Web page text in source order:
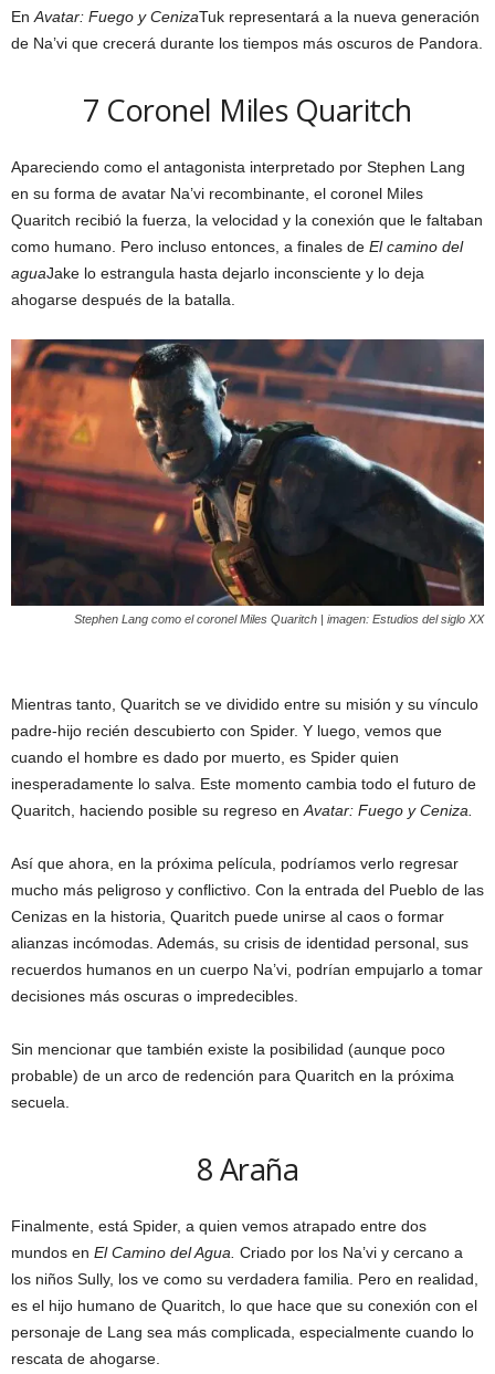
EnAvatar: Fuego y CenizaTuk representará a la nueva generación
de Na’vi que crecerá durante los tiempos más oscuros de Pandora.
7 Coronel Miles Quaritch
Apareciendo como el antagonista interpretado por Stephen Lang
en su forma de avatar Na’vi recombinante, el coronel Miles
Quaritch recibió la fuerza, la velocidad y la conexión que le faltaban
como humano. Pero incluso entonces, a finales de El camino del
aguaJake lo estrangula hasta dejarlo inconsciente y lo deja
ahogarse después de la batalla.
Stephen Lang como el coronel Miles Quaritch | imagen: Estudios del siglo XX
Mientras tanto, Quaritch se ve dividido entre su misión y su vínculo
padre-hijo recién descubierto con Spider. Y luego, vemos que
cuando el hombre es dado por muerto, es Spider quien
inesperadamente lo salva. Este momento cambia todo el futuro de
Quaritch, haciendo posible su regreso enAvatar: Fuego y Ceniza.
Así que ahora, en la próxima película, podríamos verlo regresar
mucho más peligroso y conflictivo. Con la entrada del Pueblo de las
Cenizas en la historia, Quaritch puede unirse al caos o formar
alianzas incómodas. Además, su crisis de identidad personal, sus
recuerdos humanos en un cuerpo Na’vi, podrían empujarlo a tomar
decisiones más oscuras o impredecibles.
Sin mencionar que también existe la posibilidad (aunque poco
probable) de un arco de redención para Quaritch en la próxima
secuela.
8Araña
Finalmente, está Spider, a quien vemos atrapado entre dos
mundos en El Camino del Agua. Criado por los Na’vi y cercano a
los niños Sully, los ve como su verdadera familia. Pero en realidad,
es el hijo humano de Quaritch, lo que hace que su conexión con el
personaje de Lang sea más complicada, especialmente cuando lo
rescata de ahogarse.